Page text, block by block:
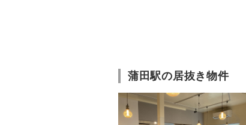
蒲田駅の居抜き物件